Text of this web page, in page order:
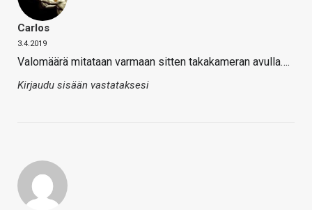
Carlos
3.4.2019
Valomäärä mitataan varmaan sitten takakameran avulla….
Kirjaudu sisään vastataksesi